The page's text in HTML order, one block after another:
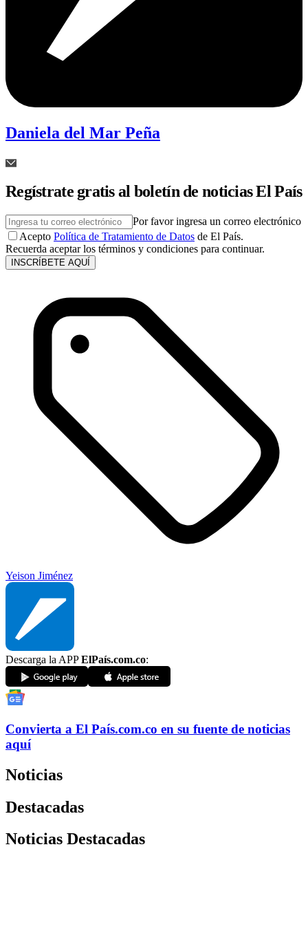
Daniela del Mar Peña
Regístrate gratis al boletín de noticias El País
Por favor ingresa un correo electrónico
Acepto Política de Tratamiento de Datos de El País.
Recuerda aceptar los términos y condiciones para continuar.
INSCRÍBETE AQUÍ
Yeison Jiménez
Descarga la APPElPaís.com.co:
Convierta a El País.com.co en su fuente de noticias
aquí
Noticias
Destacadas
Noticias Destacadas